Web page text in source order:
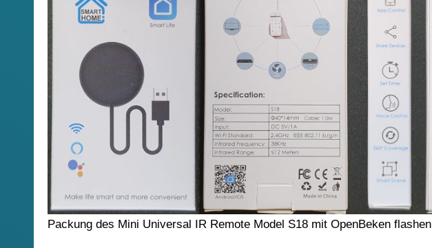
Packung des Mini Universal IR Remote Model S18 mit OpenBeken flashen